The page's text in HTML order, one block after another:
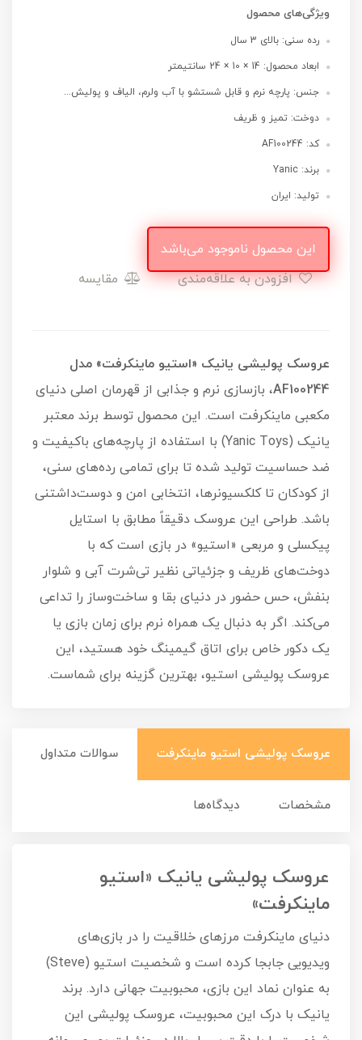
ویژگی‌های محصول
رده سنی: بالای 3 سال
ابعاد محصول: 14 × 10 × 24 سانتیمتر
جنس: پارچه نرم و قابل شستشو با آب ولرم، الیاف و پولیش...
دوخت: تمیز و ظریف
کد: AF100244
برند: Yanic
تولید: ایران
این محصول ناموجود می‌باشد
افزودن به علاقه‌مندی
مقایسه
عروسک پولیشی یانیک «استیو ماینکرفت» مدل
AF100244، بازسازی نرم و جذابی از قهرمان اصلی دنیای
مکعبی ماینکرفت است. این محصول توسط برند معتبر
یانیک (Yanic Toys) با استفاده از پارچه‌های باکیفیت و
ضد حساسیت تولید شده تا برای تمامی رده‌های سنی،
از کودکان تا کلکسیونرها، انتخابی امن و دوست‌داشتنی
باشد. طراحی این عروسک دقیقاً مطابق با استایل
پیکسلی و مربعی «استیو» در بازی است که با
دوخت‌های ظریف و جزئیاتی نظیر تی‌شرت آبی و شلوار
بنفش، حس حضور در دنیای بقا و ساخت‌وساز را تداعی
می‌کند. اگر به دنبال یک همراه نرم برای زمان بازی یا
یک دکور خاص برای اتاق گیمینگ خود هستید، این
عروسک پولیشی استیو، بهترین گزینه برای شماست.
عروسک پولیشی استیو ماینکرفت سوالات متداول
مشخصات دیدگاه‌ها
عروسک پولیشی یانیک «استیو
ماینکرفت»
دنیای ماینکرفت مرزهای خلاقیت را در بازی‌های
ویدیویی جابجا کرده است و شخصیت استیو (Steve)
به عنوان نماد این بازی، محبوبیت جهانی دارد. برند
یانیک با درک این محبوبیت، عروسک پولیشی این